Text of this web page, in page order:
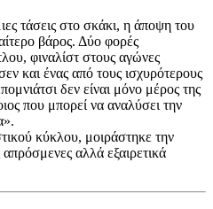
τάσεις στο σκάκι, η άποψη του
βάρος. Δύο φορές
φιναλίστ στους αγώνες
και ένας από τους ισχυρότερους
δεν είναι μόνο μέρος της
που μπορεί να αναλύσει την
κύκλου, μοιράστηκε την
αλλά εξαιρετικά